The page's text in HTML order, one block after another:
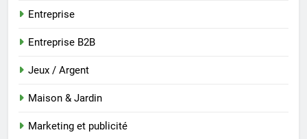
Entreprise
Entreprise B2B
Jeux / Argent
Maison & Jardin
Marketing et publicité